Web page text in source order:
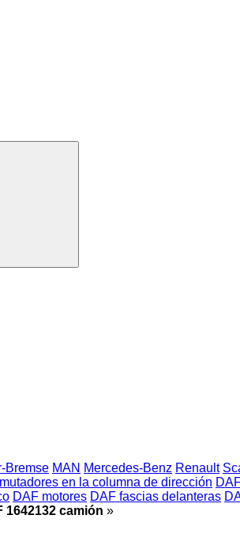
Bremse MAN Mercedes-Benz Renault
en la columna de dirección
DAF motores DAF fascias delanteras
camión »